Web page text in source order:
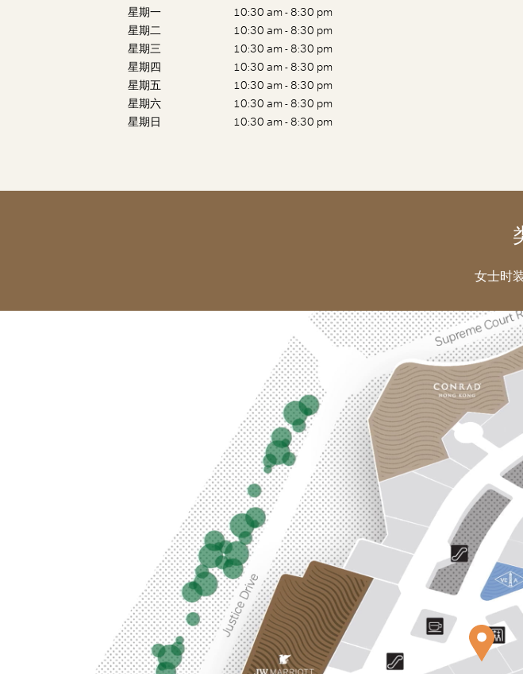
星期一
10:30 am - 8:30 pm
星期二
10:30 am - 8:30 pm
星期三
10:30 am - 8:30 pm
星期四
10:30 am - 8:30 pm
星期五
10:30 am - 8:30 pm
星期六
10:30 am - 8:30 pm
星期日
10:30 am - 8:30 pm
女士时